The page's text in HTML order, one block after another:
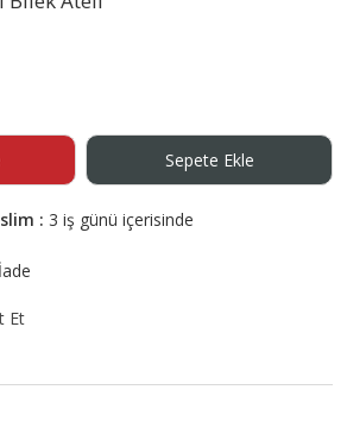
Sepete Ekle
: 3 iş günü içerisinde
Et